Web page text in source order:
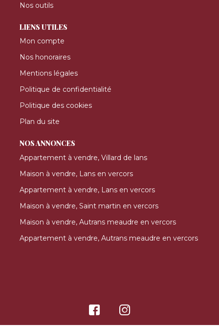
Nos outils
LIENS UTILES
Mon compte
Nos honoraires
Mentions légales
Politique de confidentialité
Politique des cookies
Plan du site
NOS ANNONCES
Appartement à vendre, Villard de lans
Maison à vendre, Lans en vercors
Appartement à vendre, Lans en vercors
Maison à vendre, Saint martin en vercors
Maison à vendre, Autrans meaudre en vercors
Appartement à vendre, Autrans meaudre en vercors